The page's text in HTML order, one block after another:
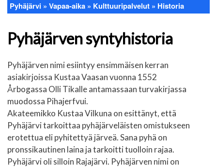
Murupolku
Pyhäjärvi Vapaa-aika Kulttuuripalvelut Historia
Pyhäjärven syntyhistoria
Pyhäjärven nimi esiintyy ensimmäisen kerran
asiakirjoissa Kustaa Vaasan vuonna 1552
Årbogassa Olli Tikalle antamassaan turvakirjassa
muodossa Pihajerfvui.
Akateemikko Kustaa Vilkuna on esittänyt, että
Pyhäjärvi tarkoittaa pyhäjärveläisten omistukseen
erotettua eli pyhitettyä järveä. Sana pyhä on
pronssikautinen laina ja tarkoitti tuolloin rajaa.
Pyhäjärvi oli silloin Rajajärvi. Pyhäjärven nimi on